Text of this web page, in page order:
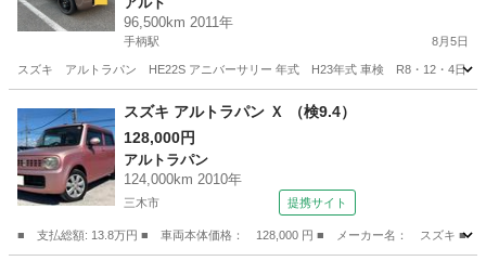
96,500km 2011年
手柄駅 8月5日
スズキ アルトラパン HE22S アニバーサリー 年式 H23年式 車検 R8・12・4日
手柄駅 アルト
スズキ アルトラパン Ｘ （検9.4）
128,000円
アルトラパン
124,000km 2010年
三木市 提携サイト
■ 支払総額: 13.8万円 ■ 車両本体価格： 128,000 円 ■ メーカー名： スズキ